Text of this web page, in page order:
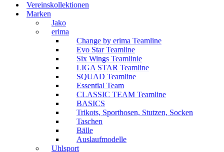
Vereinskollektionen
Marken
Jako
erima
Change by erima Teamline
Evo Star Teamline
Six Wings Teamlinie
LIGA STAR Teamline
SQUAD Teamline
Essential Team
CLASSIC TEAM Teamline
BASICS
Trikots, Sporthosen, Stutzen, Socken
Taschen
Bälle
Auslaufmodelle
Uhlsport